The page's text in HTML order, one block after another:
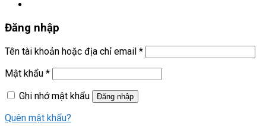
Đăng nhập
Tên tài khoản hoặc địa chỉ email *
Mật khẩu *
Ghi nhớ mật khẩu
Đăng nhập
Quên mật khẩu?